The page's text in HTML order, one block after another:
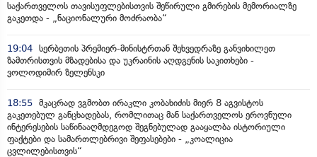
საქართველოს თავისუფლებისთვის შეწირული გმირების მემორიალზე
გაკეთდა - „ნაციონალური მოძრაობა“
19:04 სერბეთის პრემიერ-მინისტრთან შეხვედრაზე განვიხილეთ
ზამთრისთვის მზადებისა და უკრაინის აღდგენის საკითხები -
ვოლოდიმირ ზელენსკი
18:55 მკაცრად ვგმობთ ირაკლი კობახიძის მიერ 8 აგვისტოს
გაკეთებულ განცხადებას, რომლითაც მან საქართველოს ეროვნული
ინტერესების საწინააღმდეგოდ შეგნებულად გააყალბა ისტორიული
ფაქტები და სამართლებრივი შეფასებები - „კოალიცია
ცვლილებისთვის“